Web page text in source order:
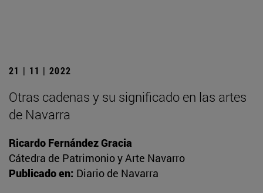
21 | 11 | 2022
Otras cadenas y su significado en las artes
de Navarra
Ricardo Fernández Gracia
Cátedra de Patrimonio y Arte Navarro
Publicado en: Diario de Navarra